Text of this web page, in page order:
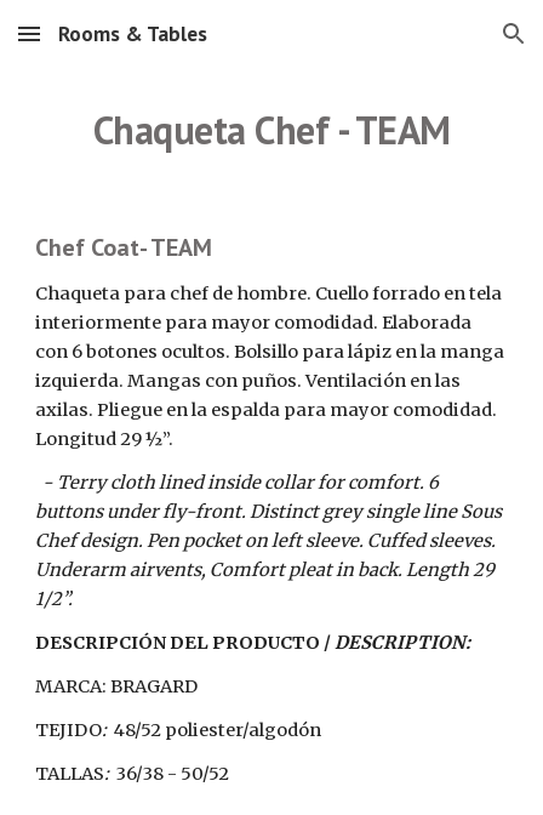
Skip to main content Skip to navigation
Rooms & Tables
Chaqueta Chef - TEAM
Chef Coat- TEAM
Chaqueta para chef de hombre. Cuello forrado en tela
interiormente para mayor comodidad. Elaborada
con 6 botones ocultos. Bolsillo para lápiz en la manga
izquierda. Mangas con puños. Ventilación en las
axilas. Pliegue en la espalda para mayor comodidad.
Longitud 29 ½”.
buttons under fly-front. Distinct grey single line Sous
Chef design. Pen pocket on left sleeve. Cuffed sleeves.
Underarm airvents, Comfort pleat in back. Length 29
1/2”.
DESCRIPCIÓN DEL PRODUCTO / DESCRIPTION:
MARCA: BRAGARD
TEJIDO:
  48/52 poliester/algodón
TALLAS: 36/38 - 50/52